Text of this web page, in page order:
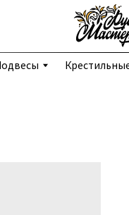
Крестильные комплекты